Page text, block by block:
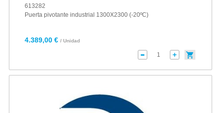
613282
Puerta pivotante industrial 1300X2300 (-20ºC)
4.389,00 € / Unidad